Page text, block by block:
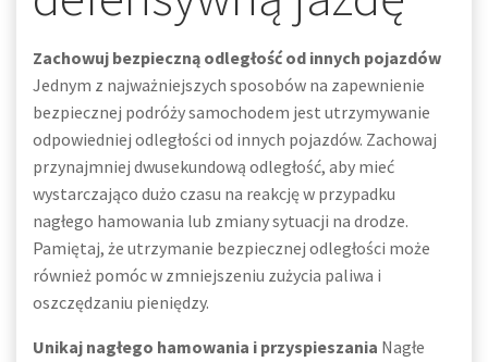
Zachowuj bezpieczną odległość od innych pojazdów
Jednym z najważniejszych sposobów na zapewnienie
bezpiecznej podróży samochodem jest utrzymywanie
odpowiedniej odległości od innych pojazdów. Zachowaj
przynajmniej dwusekundową odległość, aby mieć
wystarczająco dużo czasu na reakcję w przypadku
nagłego hamowania lub zmiany sytuacji na drodze.
Pamiętaj, że utrzymanie bezpiecznej odległości może
również pomóc w zmniejszeniu zużycia paliwa i
oszczędzaniu pieniędzy.
Unikaj nagłego hamowania i przyspieszania Nagłe